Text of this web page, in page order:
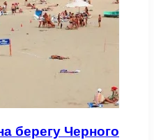
берегу Черного